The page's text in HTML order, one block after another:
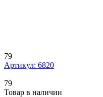
79
Артикул: 6820
79
Товар в наличии